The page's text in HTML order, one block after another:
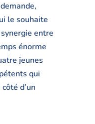
le souhaite
entre
énorme
jeunes
qui
d’un